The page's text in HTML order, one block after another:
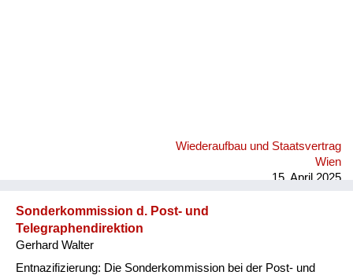
Wiederaufbau und Staatsvertrag
Wien
15. April 2025
Sonderkommission d. Post- und
Telegraphendirektion
Gerhard Walter
Entnazifizierung: Die Sonderkommission bei der Post- und